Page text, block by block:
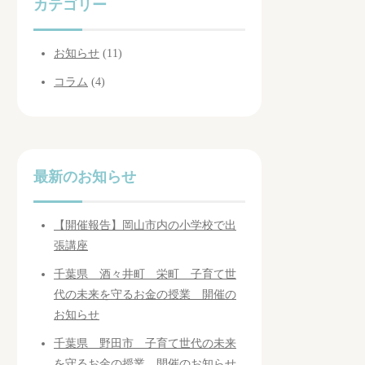
カテゴリー
お知らせ (11)
コラム (4)
最新のお知らせ
【開催報告】岡山市内の小学校で出
張講座
千葉県 酒々井町 栄町 子育て世
代の未来を守るお金の授業 開催の
お知らせ
千葉県 野田市 子育て世代の未来